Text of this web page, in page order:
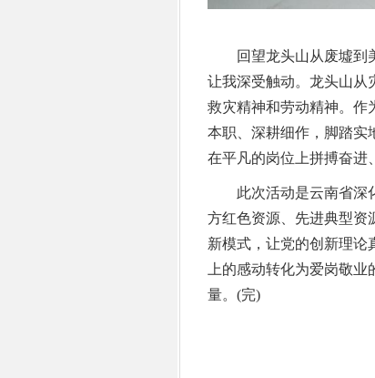
回望龙头山从废墟到美
让我深受触动。龙头山从
救灾精神和劳动精神。作
本职、深耕细作，脚踏实
在平凡的岗位上拼搏奋进
此次活动是云南省深化
方红色资源、先进典型资
新模式，让党的创新理论
上的感动转化为爱岗敬
量。(完)